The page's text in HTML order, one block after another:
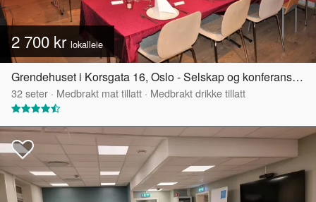
2 700 kr lokalleie
Grendehuset i Korsgata 16, Oslo - Selskap og konferanselokale
32seter · Medbrakt mat tillatt · Medbrakt drikke tillatt